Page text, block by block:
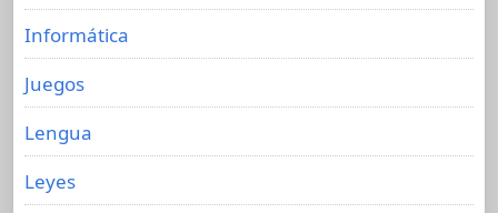
Informática
Juegos
Lengua
Leyes